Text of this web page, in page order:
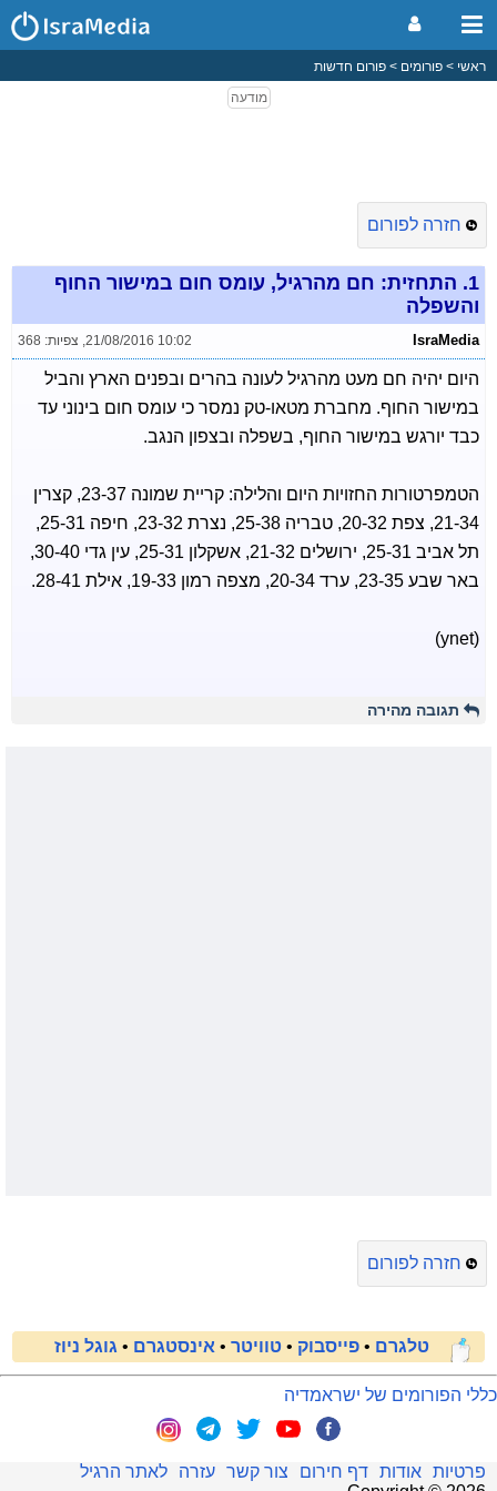
ראשי פורומים פורום חדשות
חזרה לפורום
1. התחזית: חם מהרגיל, עומס חום במישור החוף
והשפלה
IsraMedia
21/08/2016 10:02
, צפיות: 368
היום יהיה חם מעט מהרגיל לעונה בהרים ובפנים הארץ והביל
במישור החוף. מחברת מטאו-טק נמסר כי עומס חום בינוני עד
כבד יורגש במישור החוף, בשפלה ובצפון הנגב.
הטמפרטורות החזויות היום והלילה: קריית שמונה 23-37, קצרין
21-34, צפת 20-32, טבריה 25-38, נצרת 23-32, חיפה 25-31,
תל אביב 25-31, ירושלים 21-32, אשקלון 25-31, עין גדי 30-40,
באר שבע 23-35, ערד 20-34, מצפה רמון 19-33, אילת 28-41.
(ynet)
תגובה מהירה
חזרה לפורום
טלגרם • פייסבוק • טוויטר • אינסטגרם • גוגל ניוז
כללי הפורומים של ישראמדיה
פרטיות אודות דף חירום צור קשר עזרה
לאתר הרגיל